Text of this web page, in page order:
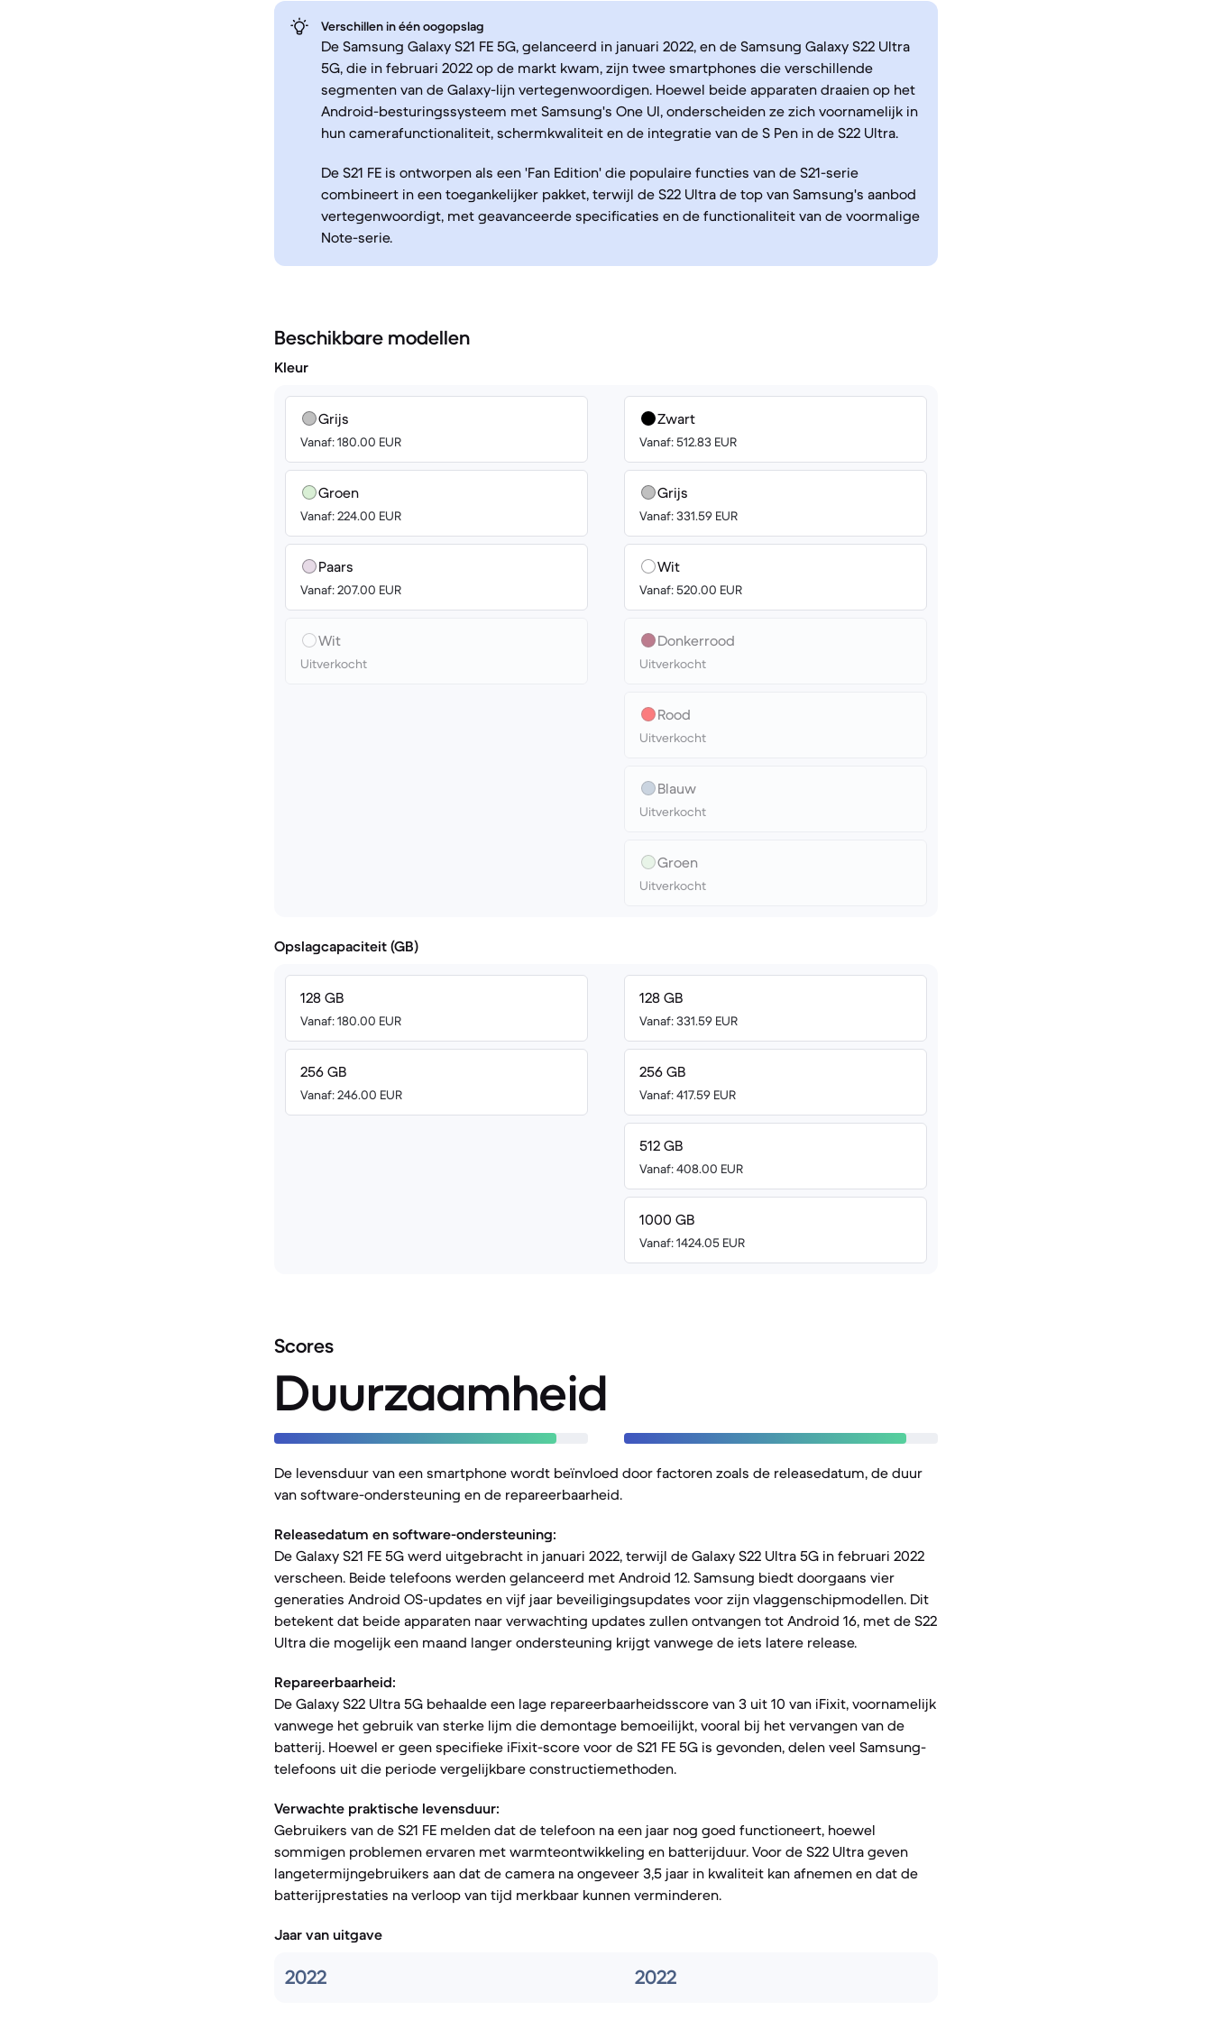
Verschillen in één oogopslag
De Samsung Galaxy S21 FE 5G, gelanceerd in januari 2022, en de Samsung Galaxy S22 Ultra
5G, die in februari 2022 op de markt kwam, zijn twee smartphones die verschillende
segmenten van de Galaxy-lijn vertegenwoordigen. Hoewel beide apparaten draaien op het
Android-besturingssysteem met Samsung's One UI, onderscheiden ze zich voornamelijk in
hun camerafunctionaliteit, schermkwaliteit en de integratie van de S Pen in de S22 Ultra.
De S21 FE is ontworpen als een 'Fan Edition' die populaire functies van de S21-serie
combineert in een toegankelijker pakket, terwijl de S22 Ultra de top van Samsung's aanbod
vertegenwoordigt, met geavanceerde specificaties en de functionaliteit van de voormalige
Note-serie.
Beschikbare modellen
Kleur
Grijs
Vanaf: 180.00 EUR
Groen
Vanaf: 224.00 EUR
Paars
Vanaf: 207.00 EUR
Wit
Uitverkocht
Zwart
Vanaf: 512.83 EUR
Grijs
Vanaf: 331.59 EUR
Wit
Vanaf: 520.00 EUR
Donkerrood
Uitverkocht
Rood
Uitverkocht
Blauw
Uitverkocht
Groen
Uitverkocht
Opslagcapaciteit (GB)
128 GB
Vanaf: 180.00 EUR
256 GB
Vanaf: 246.00 EUR
128 GB
Vanaf: 331.59 EUR
256 GB
Vanaf: 417.59 EUR
512 GB
Vanaf: 408.00 EUR
1000 GB
Vanaf: 1424.05 EUR
Scores
Duurzaamheid
De levensduur van een smartphone wordt beïnvloed door factoren zoals de releasedatum, de duur
van software-ondersteuning en de repareerbaarheid.
Releasedatum en software-ondersteuning:
De Galaxy S21 FE 5G werd uitgebracht in januari 2022, terwijl de Galaxy S22 Ultra 5G in februari 2022
verscheen. Beide telefoons werden gelanceerd met Android 12. Samsung biedt doorgaans vier
generaties Android OS-updates en vijf jaar beveiligingsupdates voor zijn vlaggenschipmodellen. Dit
betekent dat beide apparaten naar verwachting updates zullen ontvangen tot Android 16, met de S22
Ultra die mogelijk een maand langer ondersteuning krijgt vanwege de iets latere release.
Repareerbaarheid:
De Galaxy S22 Ultra 5G behaalde een lage repareerbaarheidsscore van 3 uit 10 van iFixit, voornamelijk
vanwege het gebruik van sterke lijm die demontage bemoeilijkt, vooral bij het vervangen van de
batterij. Hoewel er geen specifieke iFixit-score voor de S21 FE 5G is gevonden, delen veel Samsung-
telefoons uit die periode vergelijkbare constructiemethoden.
Verwachte praktische levensduur:
Gebruikers van de S21 FE melden dat de telefoon na een jaar nog goed functioneert, hoewel
sommigen problemen ervaren met warmteontwikkeling en batterijduur. Voor de S22 Ultra geven
langetermijngebruikers aan dat de camera na ongeveer 3,5 jaar in kwaliteit kan afnemen en dat de
batterijprestaties na verloop van tijd merkbaar kunnen verminderen.
Jaar van uitgave
2022 2022